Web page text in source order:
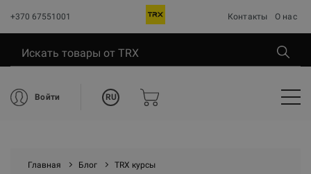
+370 67551001 Контакты О нас
Войти RU
Главная Блог TRX курсы